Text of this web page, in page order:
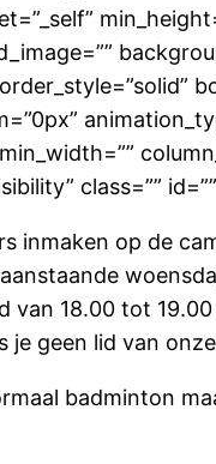
class=””
inmaken op de
van 18.00 tot
je geen lid van
badminton